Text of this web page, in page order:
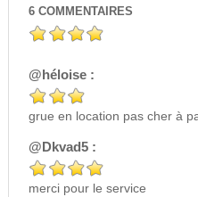
6 COMMENTAIRES
@héloise :
grue en location pas cher à
@Dkvad5 :
merci pour le service